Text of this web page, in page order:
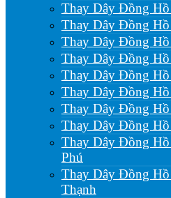
Thay Dây Đồng Hồ
Thay Dây Đồng Hồ
Thay Dây Đồng Hồ
Thay Dây Đồng Hồ
Thay Dây Đồng Hồ
Thay Dây Đồng Hồ
Thay Dây Đồng Hồ
Thay Dây Đồng
Thay Dây Đồng Hồ
Phú
Thay Dây Đồng
Thạnh